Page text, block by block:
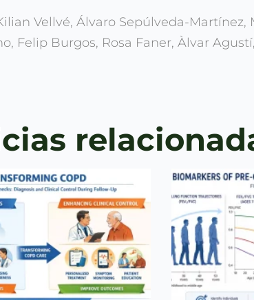
Vellvé, Álvaro Sepúlveda-
Felip Burgos, Rosa Faner, Àlvar
la